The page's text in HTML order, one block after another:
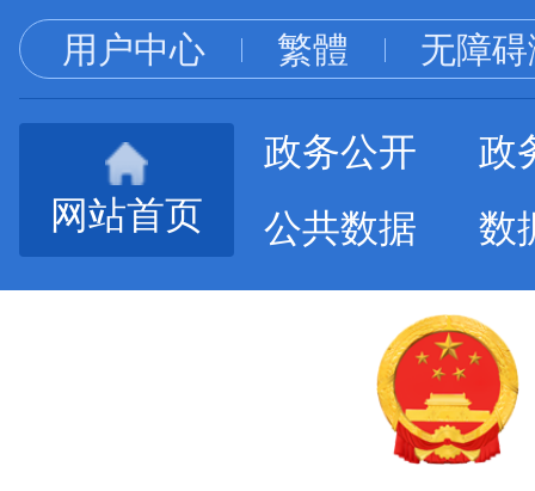
用户中心 繁體 无障
网站首页
政务公开
政
公共数据
数